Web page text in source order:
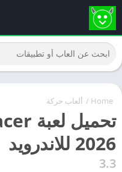
Home
/ ألعاب حركة
2026 للاندرويد
3.3